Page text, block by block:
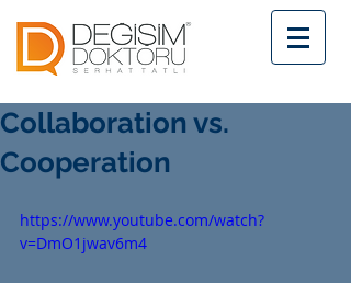
Collaboration vs.
Cooperation
https://www.youtube.com/watch?
v=DmO1jwav6m4